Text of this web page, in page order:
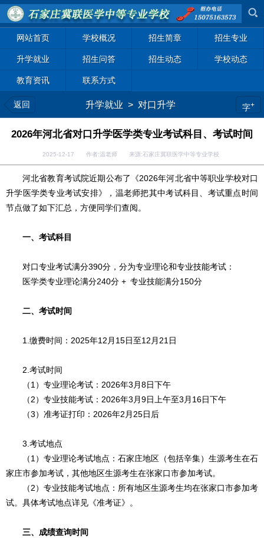
网站首页 学校概况 招生简章 招生专业
升学就业 招生问答 招生动态 学校动态
教育资讯 联系方式
返回 升学就业 > 对口升学 字+
2026年河北省对口升学医学类专业考试科目、考试时间
2025-12-17 作者:温老师 来源:石家庄冀联医学中等专业学校
河北省教育考试院近期公布了《2026年河北省中等职业学校对口
升学医学类专业考试安排》，温老师把其中考试科目、考试重点时间
节点做了如下汇总，方便同学们查阅。
一、考试科目
对口专业考试满分390分， 分为专业理论和专业技能考试：
医学类专业理论满分240分 + 专业技能满分150分
二、考试时间
1.缴费时间： 2025年12月15日至12月21日
2.考试时间
（1）专业理论考试：2026年3月8日下午
（2）专业技能考试：2026年3月9日上午至3月16日下午
（3）准考证打印：2026年2月25日后
3.考试地点
（1）专业理论考试地点：石家庄地区（包括辛集）生源考生在石
家庄市参加考试，其他地区生源考生在张家口市参加考试。
（2）专业技能考试地点：所有地区生源考生均在张家口市参加考
试。具体考试地点详见《准考证》。
三、 成绩查询时间